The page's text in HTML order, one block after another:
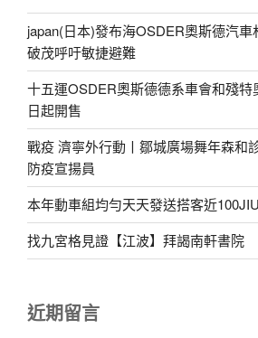
japan(日本)發布海OSDER奧斯德汽
破茂呼吁敏捷避難
十五運OSDER奧斯德德系車會和殘特
日起開售
戰疫 濟寧外行動丨鄒城廣場舞年森和
防疫宣揚員
本年動車組均勻天天發送搭客近
找九宮格見證【江波】拜謁南軒書院
近期留言